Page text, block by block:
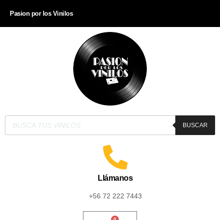
Pasion por los Vinilos
BUSCAR
Llámanos
+56 72 222 7443